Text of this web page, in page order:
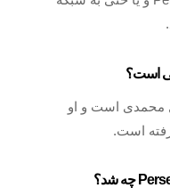
است؟
محمدی است و او